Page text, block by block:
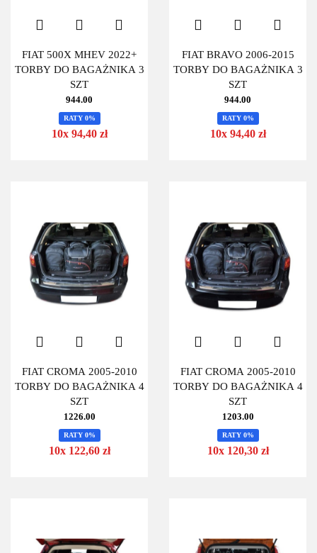
FIAT 500X MHEV 2022+
TORBY DO BAGAŻNIKA 3
SZT
944.00
RATY 0%
10x 94,40 zł
FIAT BRAVO 2006-2015
TORBY DO BAGAŻNIKA 3
SZT
944.00
RATY 0%
10x 94,40 zł
FIAT CROMA 2005-2010
TORBY DO BAGAŻNIKA 4
SZT
1226.00
RATY 0%
10x 122,60 zł
FIAT CROMA 2005-2010
TORBY DO BAGAŻNIKA 4
SZT
1203.00
RATY 0%
10x 120,30 zł